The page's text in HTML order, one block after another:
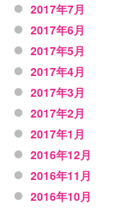
2017年7月
2017年6月
2017年5月
2017年4月
2017年3月
2017年2月
2017年1月
2016年12月
2016年11月
2016年10月